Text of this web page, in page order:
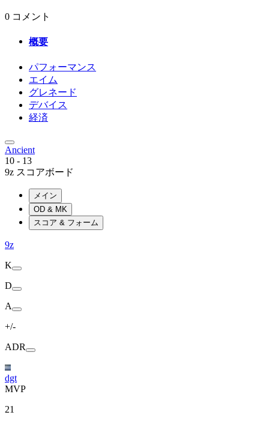
0 コメント
概要
パフォーマンス
エイム
グレネード
デバイス
経済
Ancient
10 - 13
9z スコアボード
メイン
OD & MK
スコア & フォーム
9z
K
D
A
+/-
ADR
dgt
MVP
21